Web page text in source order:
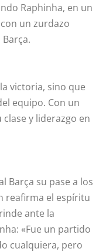
Raphinha, en un
un zurdazo
victoria, sino que
equipo. Con un
y liderazgo en
Barça su pase a los
reafirma el espíritu
ante la
«Fue un partido
cualquiera, pero